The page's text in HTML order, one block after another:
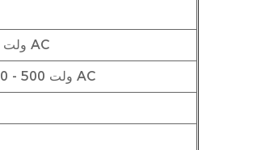
3*110/190 ولت یا 3*230/400 ولت AC
L-N: 30 - 350 ولت AC; L-L: 30 - 500 ولت AC